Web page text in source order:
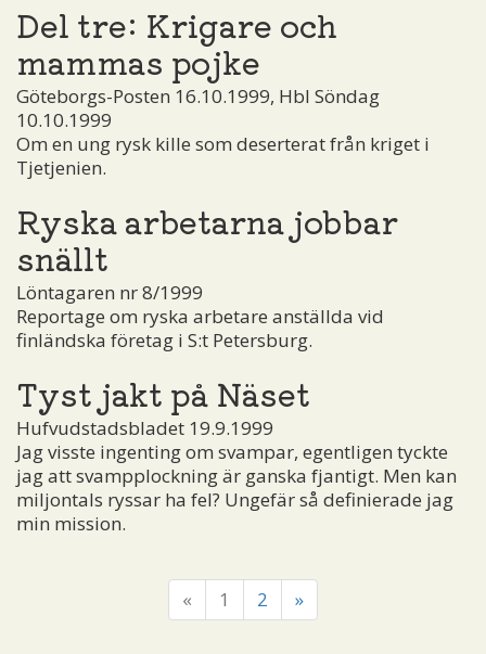
Del tre: Krigare och
mammas pojke
Göteborgs-Posten 16.10.1999, Hbl Söndag
10.10.1999
Om en ung rysk kille som deserterat från kriget i
Tjetjenien.
Ryska arbetarna jobbar
snällt
Löntagaren nr 8/1999
Reportage om ryska arbetare anställda vid
finländska företag i S:t Petersburg.
Tyst jakt på Näset
Hufvudstadsbladet 19.9.1999
Jag visste ingenting om svampar, egentligen tyckte
jag att svampplockning är ganska fjantigt. Men kan
miljontals ryssar ha fel? Ungefär så definierade jag
min mission.
« 1 2 »